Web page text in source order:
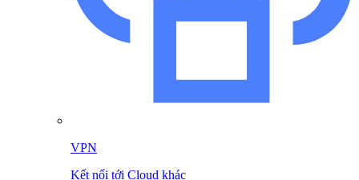
VPN
Kết nối tới Cloud khác